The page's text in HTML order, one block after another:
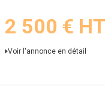
2 500 € HT
Voir l'annonce en détail